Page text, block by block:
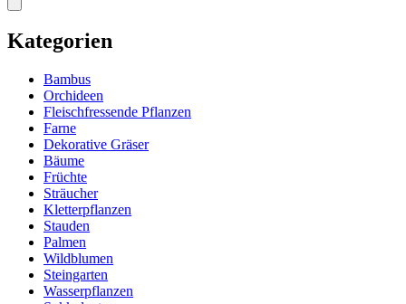
Kategorien
Bambus
Orchideen
Fleischfressende Pflanzen
Farne
Dekorative Gräser
Bäume
Früchte
Sträucher
Kletterpflanzen
Stauden
Palmen
Wildblumen
Steingarten
Wasserpflanzen